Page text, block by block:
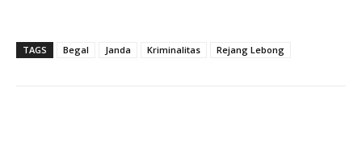
TAGS Begal Janda Kriminalitas Rejang Lebong